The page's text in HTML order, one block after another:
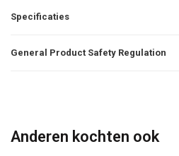
Specificaties
General Product Safety Regulation
Anderen kochten ook